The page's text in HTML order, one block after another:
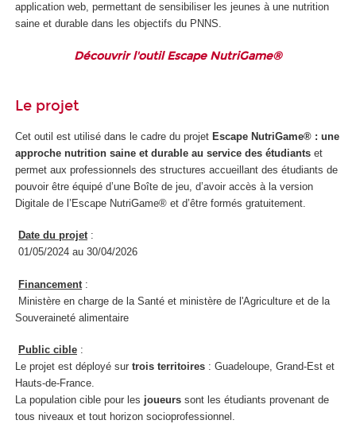
application web, permettant de sensibiliser les jeunes à une nutrition
saine et durable dans les objectifs du PNNS.
Découvrir l'outil Escape NutriGame®
Le projet
Cet outil est utilisé dans le cadre du projet Escape NutriGame® : une
approche nutrition saine et durable au service des étudiants et
permet aux professionnels des structures accueillant des étudiants de
pouvoir être équipé d’une Boîte de jeu, d’avoir accès à la version
Digitale de l’Escape NutriGame® et d’être formés gratuitement.
Date du projet:
01/05/2024 au 30/04/2026
Financement :
Ministère en charge de la Santé et ministère de l'Agriculture et de la
Souveraineté alimentaire
Public cible :
Le projet est déployé sur trois territoires : Guadeloupe, Grand-Est et
Hauts-de-France.
La population cible pour les joueurs sont les étudiants provenant de
tous niveaux et tout horizon socioprofessionnel.